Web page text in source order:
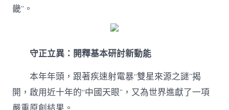
畿”。
守正立異：開釋基本研討新動能
本年年頭，跟著疾速射電暴“雙星來源之謎”揭
開，啟用近十年的“中國天眼”，又為世界進獻了一項